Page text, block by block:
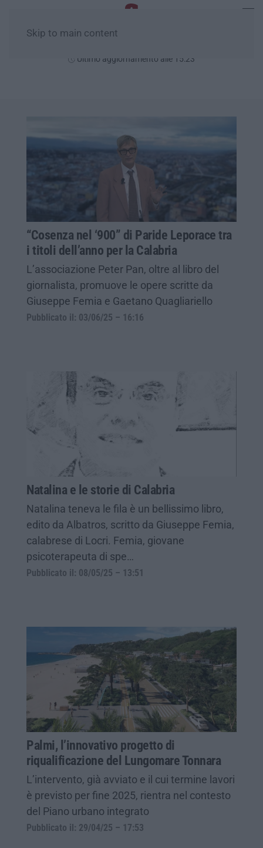
Skip to main content
Ultimo aggiornamento alle 15:23
“Cosenza nel ‘900” di Paride Leporace tra
i titoli dell’anno per la Calabria
L’associazione Peter Pan, oltre al libro del
giornalista, promuove le opere scritte da
Giuseppe Femia e Gaetano Quagliariello
Pubblicato il: 03/06/25 – 16:16
Natalina e le storie di Calabria
Natalina teneva le fila è un bellissimo libro,
edito da Albatros, scritto da Giuseppe Femia,
calabrese di Locri. Femia, giovane
psicoterapeuta di spe…
Pubblicato il: 08/05/25 – 13:51
Palmi, l’innovativo progetto di
riqualificazione del Lungomare Tonnara
L’intervento, già avviato e il cui termine lavori
è previsto per fine 2025, rientra nel contesto
del Piano urbano integrato
Pubblicato il: 29/04/25 – 17:53